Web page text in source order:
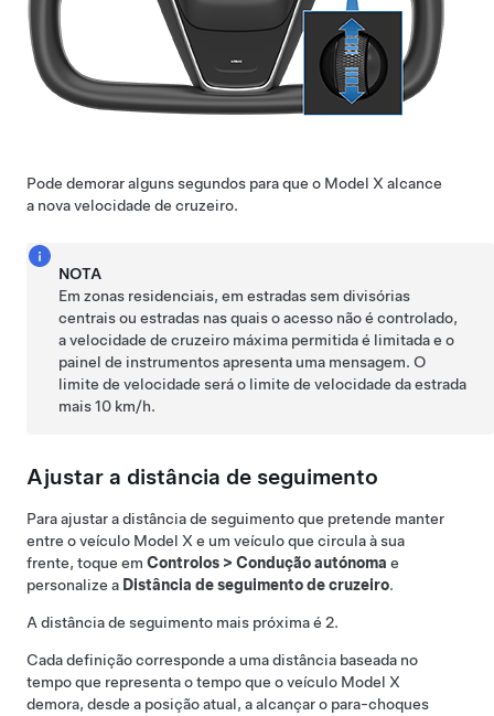
Pode demorar alguns segundos para que o Model X alcance
a nova velocidade de cruzeiro.
NOTA
Em zonas residenciais, em estradas sem divisórias
centrais ou estradas nas quais o acesso não é controlado,
a velocidade de cruzeiro máxima permitida é limitada e o
painel de instrumentosapresenta uma mensagem. O
limite de velocidade será o limite de velocidade da estrada
mais10 km/h.
Ajustar a distância de seguimento
Para ajustar a distância de seguimento que pretende manter
entre o veículo Model X e um veículo que circula à sua
frente, toque em Controlos > Condução autónoma e
personalize a Distância de seguimento de cruzeiro.
A distância de seguimento mais próxima é 2.
Cada definição corresponde a uma distância baseada no
tempo que representa o tempo que o veículo Model X
demora, desde a posição atual, a alcançar o para-choques